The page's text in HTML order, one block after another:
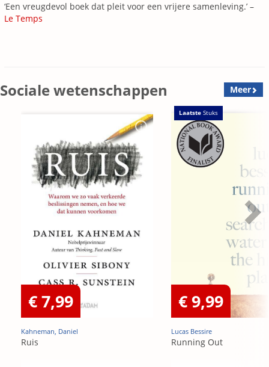
‘Een vreugdevol boek dat pleit voor een vrijere samenleving.’ –
Le Temps
Sociale wetenschappen Meer
€ 7,99
Kahneman, Daniel
Ruis
Laatste Stuks
€ 9,99
Lucas Bessire
Running Out